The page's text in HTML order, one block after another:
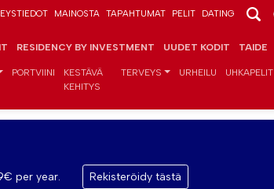
MAINOSTA TAPAHTUMAT PELIT DATING
RESIDENCY BY INVESTMENT UUDET KODIT TAIDE
PORTVIINI
KESTÄVÄ
KEHITYS
TERVEYS URHEILU UHKAPELIT
per year. Rekisteröidy tästä